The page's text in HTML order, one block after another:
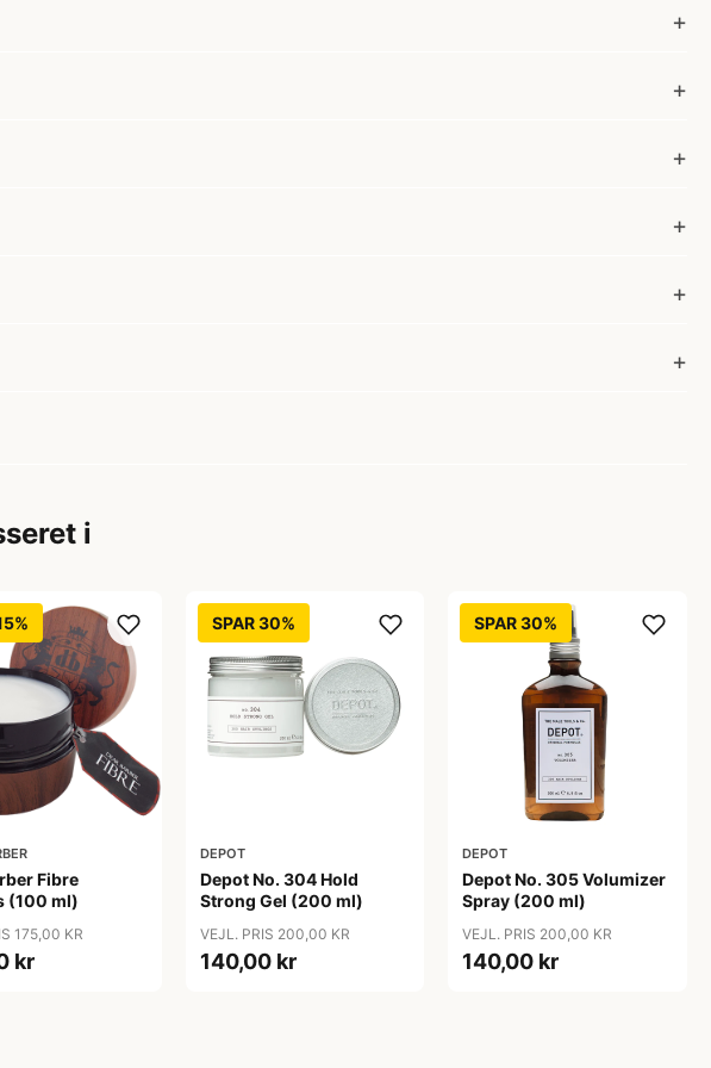
i
Fibre
(100 ml)
175,00 KR
kr
SPAR 30%
DEPOT
Depot No. 304 Hold
Strong Gel (200 ml)
VEJL. PRIS 200,00 KR
140,00 kr
SPAR 30%
DEPOT
Depot No. 305 Volumizer
Spray (200 ml)
VEJL. PRIS 200,00 KR
140,00 kr